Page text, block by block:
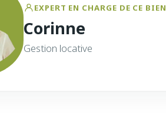
EXPERT EN CHARGE DE CE BIEN
Corinne
Gestion locative